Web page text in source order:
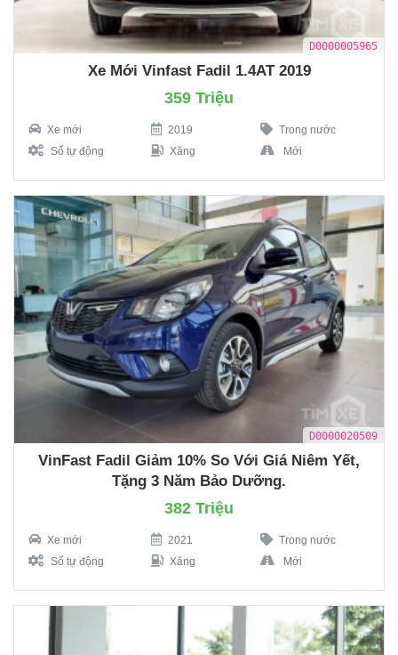
D0000005965
Xe Mới Vinfast Fadil 1.4AT 2019
359 Triệu
Xe mới 2019
Trong nước
Số tự động
Xăng Mới
D0000020509
VinFast Fadil Giảm 10% So Với Giá Niêm Yết,
Tặng 3 Năm Bảo Dưỡng.
382 Triệu
Xe mới 2021
Trong nước
Số tự động
Xăng Mới